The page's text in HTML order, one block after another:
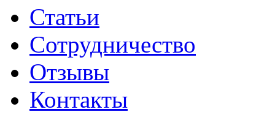
Статьи
Сотрудничество
Отзывы
Контакты